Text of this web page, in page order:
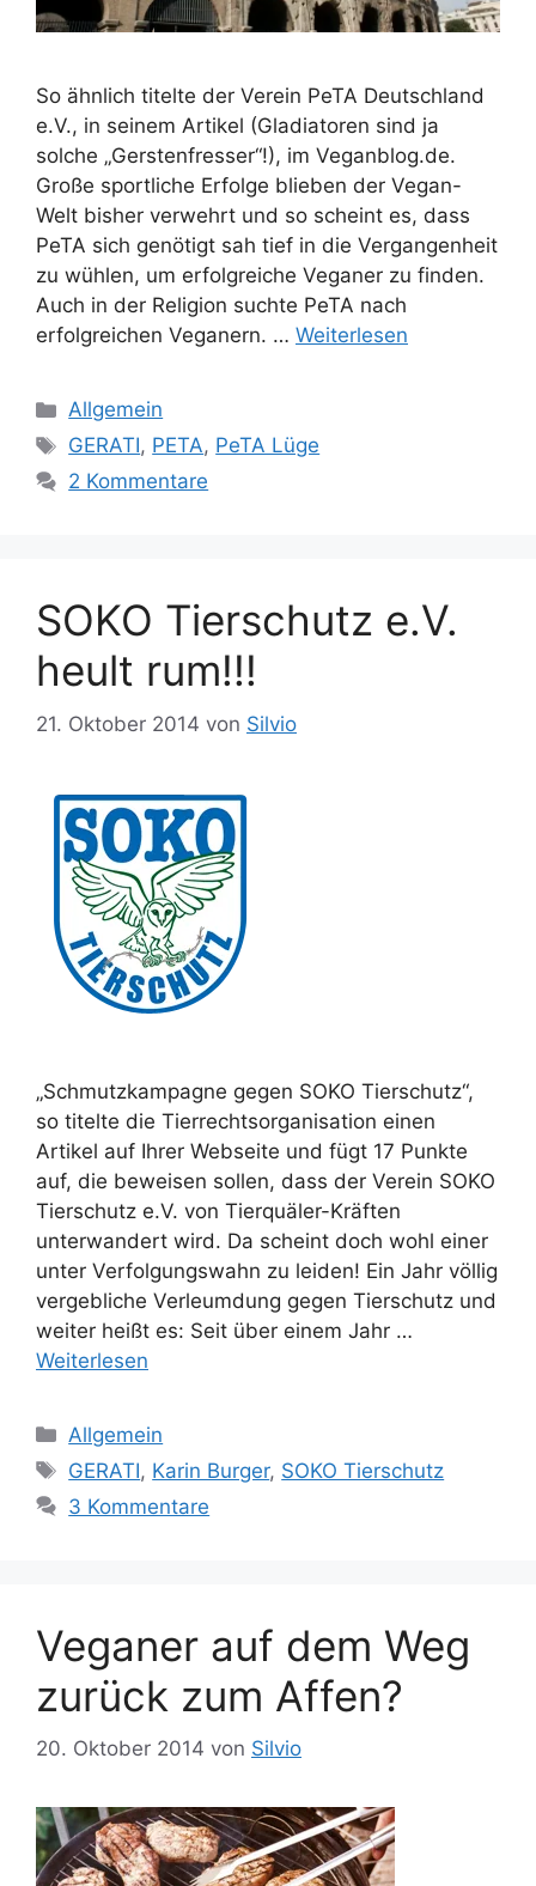
So ähnlich titelte der Verein PeTA Deutschland
e.V., in seinem Artikel (Gladiatoren sind ja
solche „Gerstenfresser“!), im Veganblog.de.
Große sportliche Erfolge blieben der Vegan-
Welt bisher verwehrt und so scheint es, dass
PeTA sich genötigt sah tief in die Vergangenheit
zu wühlen, um erfolgreiche Veganer zu finden.
Auch in der Religion suchte PeTA nach
erfolgreichen Veganern. … Weiterlesen
K
a
e
i
e
n
Allgemein
S
c
w
r
t
GERATI, PETA, PeTA Lüge
2 Kommentare
SOKO Tierschutz e.V.
heult rum!!!
21. Oktober 2014 von Silvio
„Schmutzkampagne gegen SOKO Tierschutz“,
so titelte die Tierrechtsorganisation einen
Artikel auf Ihrer Webseite und fügt 17 Punkte
auf, die beweisen sollen, dass der Verein SOKO
Tierschutz e.V. von Tierquäler-Kräften
unterwandert wird. Da scheint doch wohl einer
unter Verfolgungswahn zu leiden! Ein Jahr völlig
vergebliche Verleumdung gegen Tierschutz und
weiter heißt es: Seit über einem Jahr …
Weiterlesen
K
a
e
i
e
n
Allgemein
S
c
w
r
GERATI, Karin Burger, SOKO Tierschutz
3 Kommentare
Veganer auf dem Weg
zurück zum Affen?
20. Oktober 2014 von Silvio